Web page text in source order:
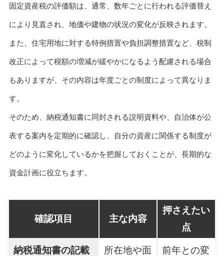
固定資産税の評価額は、通常、数年ごとに行われる評価替え
により見直され、地価や建物の状況の変化が反映されます。
また、住宅用地に対する特例措置や負担調整措置など、税制
改正によって税額の増減が緩やかになるよう配慮される場合
もありますが、その内容は年度ごとの制度によって異なりま
す。
そのため、納税通知書に同封される説明資料や、自治体が公
表する案内を定期的に確認し、自分の資産に関係する制度が
どのように変化しているかを把握しておくことが、長期的な
資金計画に役立ちます。
確認項目 主な内容
押さえたい
点
納税通知書の記載
所在地や面
前年との変